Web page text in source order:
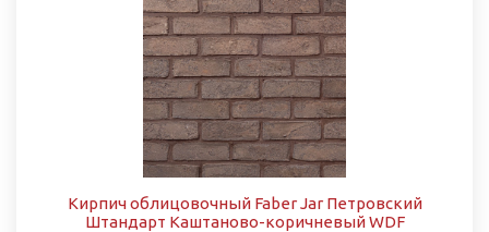
Кирпич облицовочный Faber Jar Петровский
Штандарт Каштаново-коричневый WDF